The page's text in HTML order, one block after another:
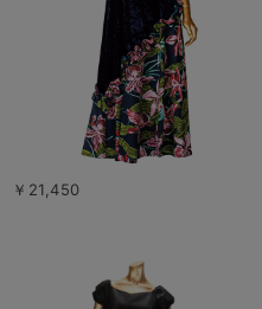
￥21,450